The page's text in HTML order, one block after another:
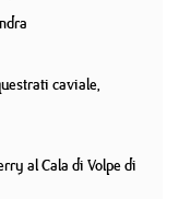
caviale,
al Cala di Volpe di